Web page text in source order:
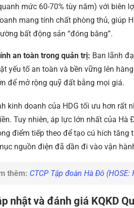
mức 60-70% tùy năm) với biên
mang tính chất phòng thủ, giúp
bất động sản “đóng băng”.
an toàn trong quản trị: Ban lãnh
yếu tố an toàn và bền vững lên
để mở rộng quỹ đất bằng mọi giá.
kinh doanh của HDG tối ưu hơn rất
Tuy nhiên, áp lực lớn nhất của
điểm tiếp theo để tạo cú hích
nguồn điện đã dần đi vào vận
thêm: CTCP Tập đoàn Hà Đô
nhật và đánh giá KQKD